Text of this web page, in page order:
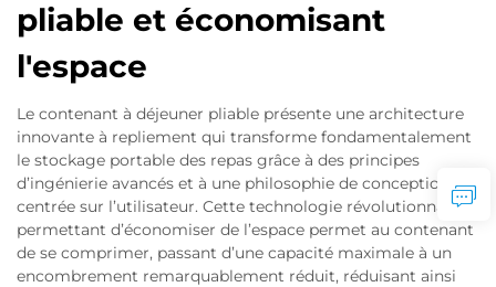
pliable et économisant
l'espace
Le contenant à déjeuner pliable présente une architecture
innovante à repliement qui transforme fondamentalement
le stockage portable des repas grâce à des principes
d’ingénierie avancés et à une philosophie de conception
centrée sur l’utilisateur. Cette technologie révolutionnaire
permettant d’économiser de l’espace permet au contenant
de se comprimer, passant d’une capacité maximale à un
encombrement remarquablement réduit, réduisant ainsi